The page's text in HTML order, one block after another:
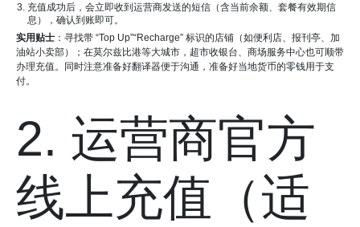
充值成功后，会立即收到运营商发送的短信（含当前余额、套餐有效期信
息），确认到账即可。
实用贴士 ：寻找带 “Top Up”“Recharge” 标识的店铺（如便利店、报刊亭、加
油站小卖部）；在莫尔兹比港等大城市，超市收银台、商场服务中心也可顺带
办理充值。同时注意准备好翻译器便于沟通，准备好当地货币的零钱用于支
付。
2. 运营商官方
线上充值（适